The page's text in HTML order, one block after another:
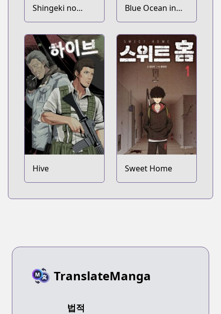
Shingeki no
Kyojin
Blue Ocean in
the Eyes
Hive Sweet Home
TranslateManga
법적